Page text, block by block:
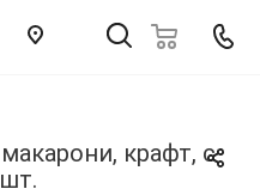
крафт, с